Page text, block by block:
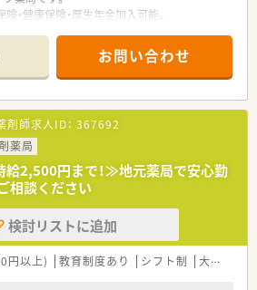
・健康保険・厚生年金加入可能。
み。
ート企業」の中でもより高い水準の取り組み
て「プラチナくるみん」も取得！
い体制が整備されています。
お問い合わせ
剤師求人ID： 367692
薬局
給2,500円まで！≫地元薬局で安心勤
相談ください
検討リストに追加
円以上) 教育制度あり シフト制 大手チェーン以外